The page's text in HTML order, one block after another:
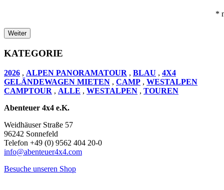
*
Weiter
KATEGORIE
2026 , ALPEN PANORAMATOUR , BLAU , 4X4
GELÄNDEWAGEN MIETEN , CAMP , WESTALPEN
CAMPTOUR , ALLE , WESTALPEN , TOUREN
Abenteuer 4x4 e.K.
Weidhäuser Straße 57
96242 Sonnefeld
Telefon +49 (0) 9562 404 20-0
info@abenteuer4x4.com
Besuche unseren Shop